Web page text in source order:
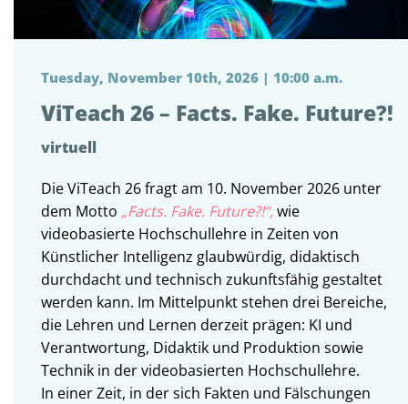
Tuesday, November 10th, 2026 | 10:00 a.m.
ViTeach 26 – Facts. Fake. Future?!
virtuell
Die ViTeach 26 fragt am 10. November 2026 unter
dem Motto „Facts. Fake. Future?!“,wie
videobasierte Hochschullehre in Zeiten von
Künstlicher Intelligenz glaubwürdig, didaktisch
durchdacht und technisch zukunftsfähig gestaltet
werden kann. Im Mittelpunkt stehen drei Bereiche,
die Lehren und Lernen derzeit prägen: KI und
Verantwortung, Didaktik und Produktion sowie
Technik in der videobasierten Hochschullehre.
In einer Zeit, in der sich Fakten und Fälschungen